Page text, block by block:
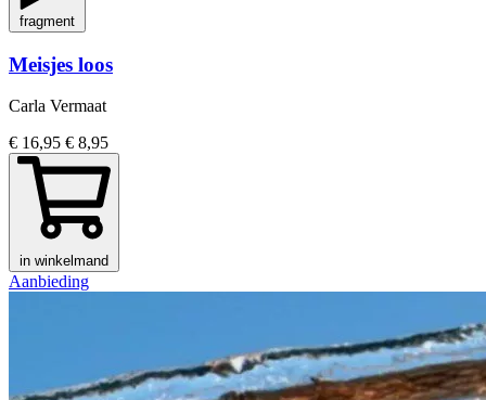
fragment
Meisjes loos
Carla Vermaat
€ 16,95 € 8,95
in winkelmand
Aanbieding